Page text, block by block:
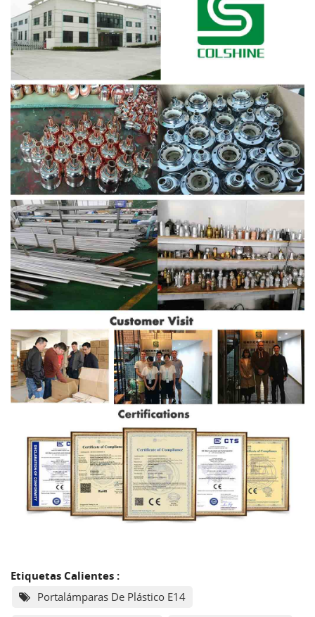
Etiquetas Calientes :
Portalámparas De Plástico E14